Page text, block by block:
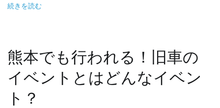
続きを読む
熊本でも行われる！旧車の
イベントとはどんなイベン
ト？